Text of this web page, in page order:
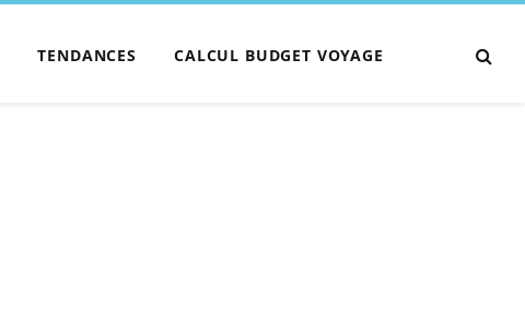
TENDANCES CALCUL BUDGET VOYAGE